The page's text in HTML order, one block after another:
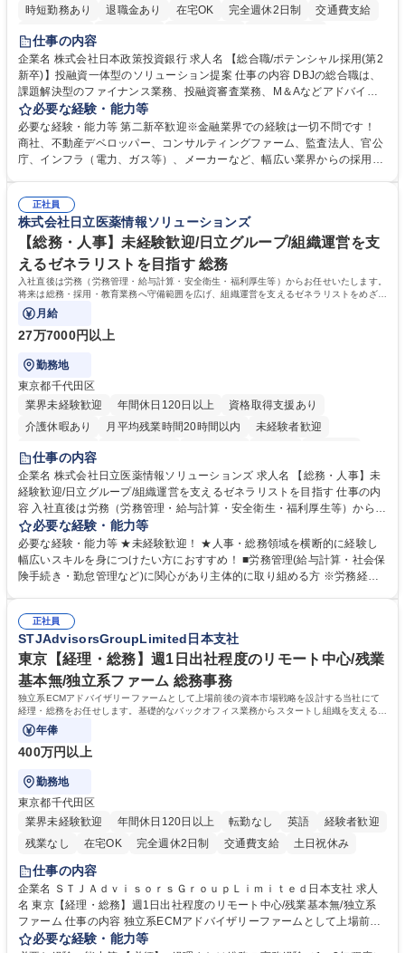
時短勤務あり 退職金あり 在宅OK 完全週休2日制
交通費支給
駅近5分以内
食事補助あり
託児所あり
仕事の内容
企業名 株式会社日本政策投資銀行 求人名 【総合職/ポテンシャル採用(第2
新卒)】投融資一体型のソリューション提案 仕事の内容 DBJの総合職は、
課題解決型のファイナンス業務、投融資審査業務、M＆Aなどアドバイザ
リー業務、地域戦略企画業務など、多様な業務に精通し、複数の専門性を
掛け合わせて広く社会に貢献していく職種です。 入社後は、横断的なロー
テーションを経て適性や専門性に応じたキャリアを形成していただきま
す。総合職として入社いただき、下記いずれかの部門でご活躍いただきま
ート・ナレッジ業務 ※それぞれの業務内容に関しては、別途その他労働条
件備考欄に記載 募集職種 【総合職/ポテンシャル採用(第2新卒)】投融資一
体型のソリューション提案
必要な経験・能力等
必要な経験・能力等 第二新卒歓迎※金融業界での経験は一切不問です！
商社、不動産デベロッパー、コンサルティングファーム、監査法人、官公
庁、インフラ（電力、ガス等）、メーカーなど、幅広い業界からの採用実
く高い志を併せもった人材を求めています。ポテンシャル採用（第2新
卒）では、金融業界での経験や知識を問いません。新たな時代を見据え
て、複雑化する社会課題の解決に向けて先鞭をつける役割を担いたい、と
いう気概をお持ちの方を心待ちにしています。 学歴・資格 学歴：大学院
大学 語学力： 資格：
正社員
株式会社日立医薬情報ソリューションズ
【総務・人事】未経験歓迎/日立グループ/組織運営を支
えるゼネラリストを目指す 総務
入社直後は労務（労務管理・給与計算・安全衛生・福利厚生等）からお任せいたします。
将来は総務・採用・教育業務へ守備範囲を広げ、組織運営を支えるゼネラリストをめざせ
ます。
月給
27万7000円以上
勤務地
東京都千代田区
業界未経験歓迎
年間休日120日以上
資格取得支援あり
介護休暇あり
月平均残業時間20時間以内
未経験者歓迎
住宅手当あり
育休あり
完全週休2日制 交通費支給 土日祝休み 寮・社宅あり
仕事の内容
企業名 株式会社日立医薬情報ソリューションズ 求人名 【総務・人事】未
経験歓迎/日立グループ/組織運営を支えるゼネラリストを目指す 仕事の内
容 入社直後は労務（労務管理・給与計算・安全衛生・福利厚生等）からお
任せいたします。将来は総務・採用・教育業務へ守備範囲を広げ、組織運
営を支えるゼネラリストをめざせます。 ・初期業務：労働時間管理、給与
計算、社会保険対応、福利厚生管理、安全衛生、健康経営推進等をお任せ
します。ご経験に応じて、休職者管理など、幅広く経験を積んでいただき
幅広く経験を積みたい意欲がある方に最適な環境です。 募集職種 【総
務・人事】未経験歓迎/日立グループ/組織運営を支えるゼネラリストを目
指す
必要な経験・能力等
必要な経験・能力等 ★未経験歓迎！ ★人事・総務領域を横断的に経験し
幅広いスキルを身につけたい方におすすめ！ ■労務管理(給与計算・社会保
険手続き・勤怠管理など)に関心があり主体的に取り組める方 ※労務経験
のご経験 ■労務管理（給与計算・社会保険手続き・勤怠管理など）の経験
■衛生管理者の資格をお持ちの方 学歴・資格 学歴：大学院 大学 高専 短大
専修学校 高校 語学力： 資格：
正社員
STJAdvisorsGroupLimited日本支社
東京【経理・総務】週1日出社程度のリモート中心/残業
基本無/独立系ファーム 総務事務
独立系ECMアドバイザリーファームとして上場前後の資本市場戦略を設計する当社にて
経理・総務をお任せします。基礎的なバックオフィス業務からスタートし組織を支える専
任担当として広く活躍できる環境です。
年俸
400万円以上
勤務地
東京都千代田区
業界未経験歓迎
年間休日120日以上 転勤なし 英語
経験者歓迎
残業なし
在宅OK 完全週休2日制 交通費支給 土日祝休み
仕事の内容
企業名 ＳＴＪＡｄｖｉｓｏｒｓＧｒｏｕｐＬｉｍｉｔｅｄ日本支社 求人
名 東京【経理・総務】週1日出社程度のリモート中心/残業基本無/独立系
ファーム 仕事の内容 独立系ECMアドバイザリーファームとして上場前後
の資本市場戦略を設計する当社にて経理・総務をお任せします。基礎的な
必要な経験・能力等